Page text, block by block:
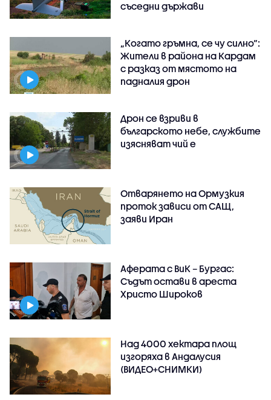
съседни държави
„Когато гръмна, се чу силно“:
Жители в района на Кардам
с разказ от мястото на
падналия дрон
Дрон се взриви в
българското небе, службите
изясняват чий е
Отварянето на Ормузкия
проток зависи от САЩ,
заяви Иран
Аферата с ВиК – Бургас:
Съдът остави в ареста
Христо Широков
Над 4000 хектара площ
изгоряха в Андалусия
(ВИДЕО+СНИМКИ)